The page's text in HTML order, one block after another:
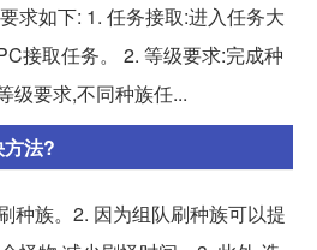
求如下: 1. 任务接取:进入任务大
接取任务。 2. 等级要求:完成种
级要求,不同种族任...
法?
种族。2. 因为组队刷种族可以提